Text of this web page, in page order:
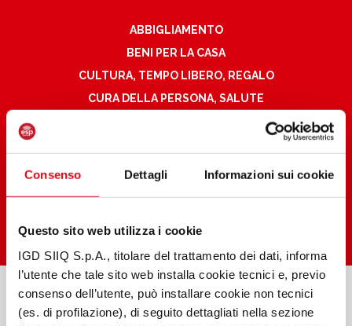
Consenso Dettagli Informazioni sui cookie
Questo sito web utilizza i cookie
IGD SIIQ S.p.A., titolare del trattamento dei dati, informa
l’utente che tale sito web installa cookie tecnici e, previo
consenso dell’utente, può installare cookie non tecnici
(es. di profilazione), di seguito dettagliati nella sezione
ABBIGLIAMENTO
BENI PER LA CASA
CULTURA, TEMPO LIBERO, REGALO
CURA DELLA PERSONA, SALUTE
IPERMERCATO
TUTTI I NEGOZI